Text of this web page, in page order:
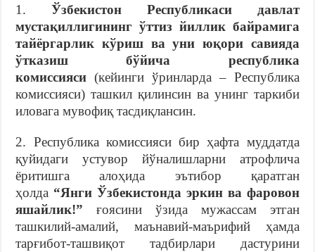
1.Ўзбекистон Республикаси
давлат
мустақиллигининг ўттиз йиллик байрамига
тайёргарлик кўриш ва уни юқори савияда
ўтказиш бўйича республика
комиссияси (кейинги ўринларда – Республика
комиссияси) ташкил қилинсин ва унинг таркиби
иловага мувофиқ тасдиқлансин.
2. Республика комиссияси бир ҳафта муддатда
қуйидаги устувор йўналишларни атрофлича
ёритишга алоҳида
эътибор қаратган
ҳолда “Янги Ўзбекистонда эркин ва фаровон
яшайлик!”ғоясини ўзида мужассам этган
ташкилий-амалий, маънавий-маърифий ҳамда
тарғибот-ташвиқот тадбирлари дастурини